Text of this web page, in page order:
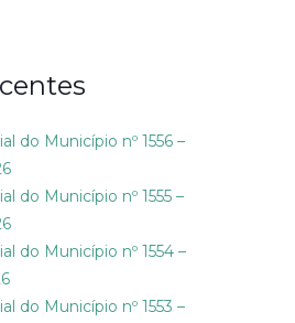
do Município nº 1556 –
do Município nº 1555 –
do Município nº 1554 –
do Município nº 1553 –